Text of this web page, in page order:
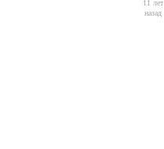
11 лет
назад